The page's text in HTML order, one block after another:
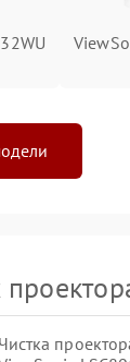
Чистка